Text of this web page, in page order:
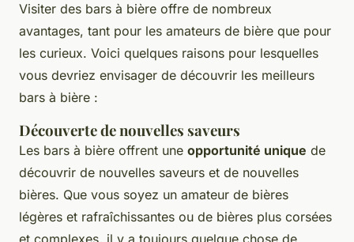
Visiter des bars à bière offre de nombreux
avantages, tant pour les amateurs de bière que pour
les curieux. Voici quelques raisons pour lesquelles
vous devriez envisager de découvrir les meilleurs
bars à bière :
Découverte de nouvelles saveurs
Les bars à bière offrent une opportunité unique de
découvrir de nouvelles saveurs et de nouvelles
bières. Que vous soyez un amateur de bières
légères et rafraîchissantes ou de bières plus corsées
et complexes, il y a toujours quelque chose de